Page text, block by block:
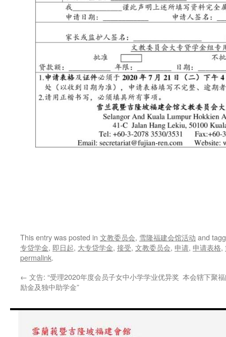
This entry was posted in 文教委员会, 雪隆福建会馆活动 and
专贷学金, 即日起, 大专贷学金, 接受, 文教委员会, 申请, 申请表格,
permalink.
← 文告: “受理2020年度会员子女中小学学业优异奖
励金及独中助学金”
本会辖下聚